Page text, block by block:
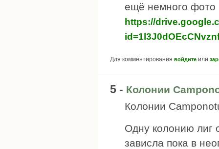
ещё немного фото
https://
Для комментирования войдите или
5 - Колонии
Колонии
Одну колонию лиг
зависла пока в